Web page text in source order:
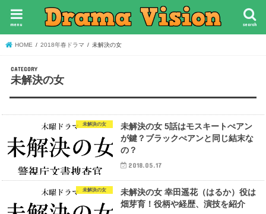
search
menu
HOME 2018年春ドラマ 未解決の女
未解決の女
未解決の女
未解決の女 5話はモスキートぺアン
が鍵？ブラックぺアンと同じ結末な
の？
2018.05.17
未解決の女
未解決の女 幸田遥花（はるか）役は
畑芽育！役柄や経歴、演技を紹介